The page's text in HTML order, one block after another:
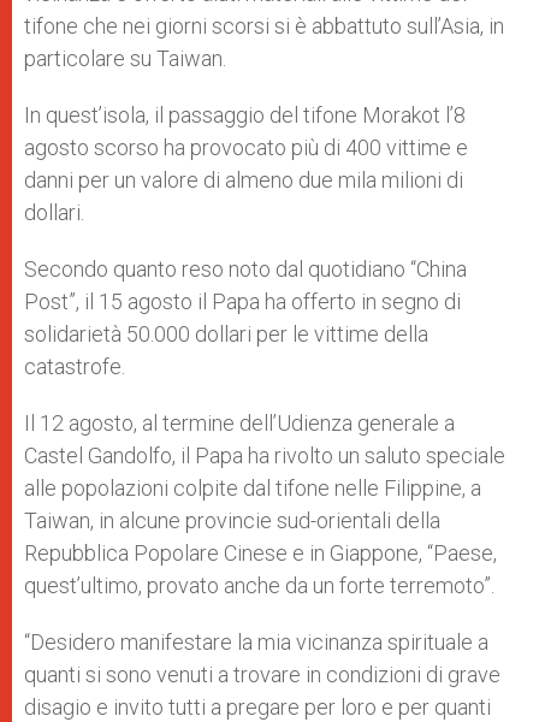
tifone che nei giorni scorsi si è abbattuto sull’Asia, in
particolare su Taiwan.
In quest’isola, il passaggio del tifone Morakot l’8
agosto scorso ha provocato più di 400 vittime e
danni per un valore di almeno due mila milioni di
dollari.
Secondo quanto reso noto dal quotidiano “China
Post”, il 15 agosto il Papa ha offerto in segno di
solidarietà 50.000 dollari per le vittime della
catastrofe.
Il 12 agosto, al termine dell’Udienza generale a
Castel Gandolfo, il Papa ha rivolto un saluto speciale
alle popolazioni colpite dal tifone nelle Filippine, a
Taiwan, in alcune provincie sud-orientali della
Repubblica Popolare Cinese e in Giappone, “Paese,
quest’ultimo, provato anche da un forte terremoto”.
“Desidero manifestare la mia vicinanza spirituale a
quanti si sono venuti a trovare in condizioni di grave
disagio e invito tutti a pregare per loro e per quanti